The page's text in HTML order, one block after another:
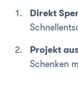
Direkt
Projekt
Schenken